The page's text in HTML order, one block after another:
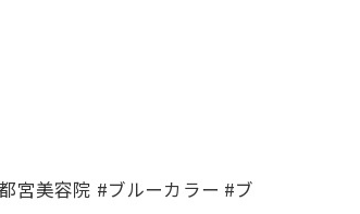
宮美容院 #ブルーカラー #ブ